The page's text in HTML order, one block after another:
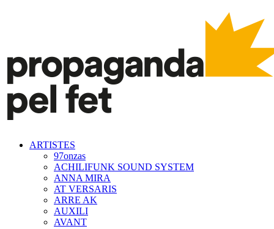
ARTISTES
97onzas
ACHILIFUNK SOUND SYSTEM
ANNA MIRA
AT VERSARIS
ARRE AK
AUXILI
AVANT